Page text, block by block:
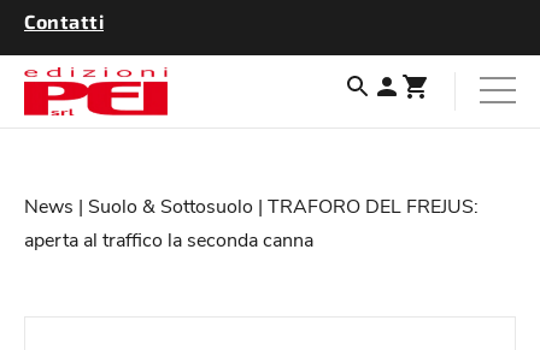
Contatti
News | Suolo & Sottosuolo | TRAFORO DEL FREJUS:
aperta al traffico la seconda canna